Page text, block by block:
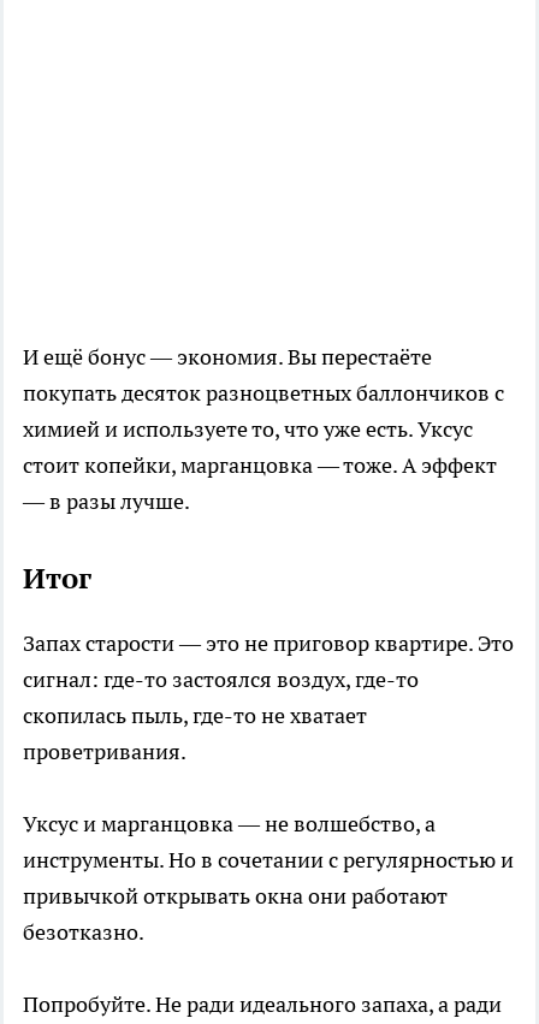
И ещё бонус — экономия. Вы перестаёте
покупать десяток разноцветных баллончиков с
химией и используете то, что уже есть. Уксус
стоит копейки, марганцовка — тоже. А эффект
— в разы лучше.
Итог
Запах старости — это не приговор квартире. Это
сигнал: где-то застоялся воздух, где-то
скопилась пыль, где-то не хватает
проветривания.
Уксус и марганцовка — не волшебство, а
инструменты. Но в сочетании с регулярностью и
привычкой открывать окна они работают
безотказно.
Попробуйте. Не ради идеального запаха, а ради